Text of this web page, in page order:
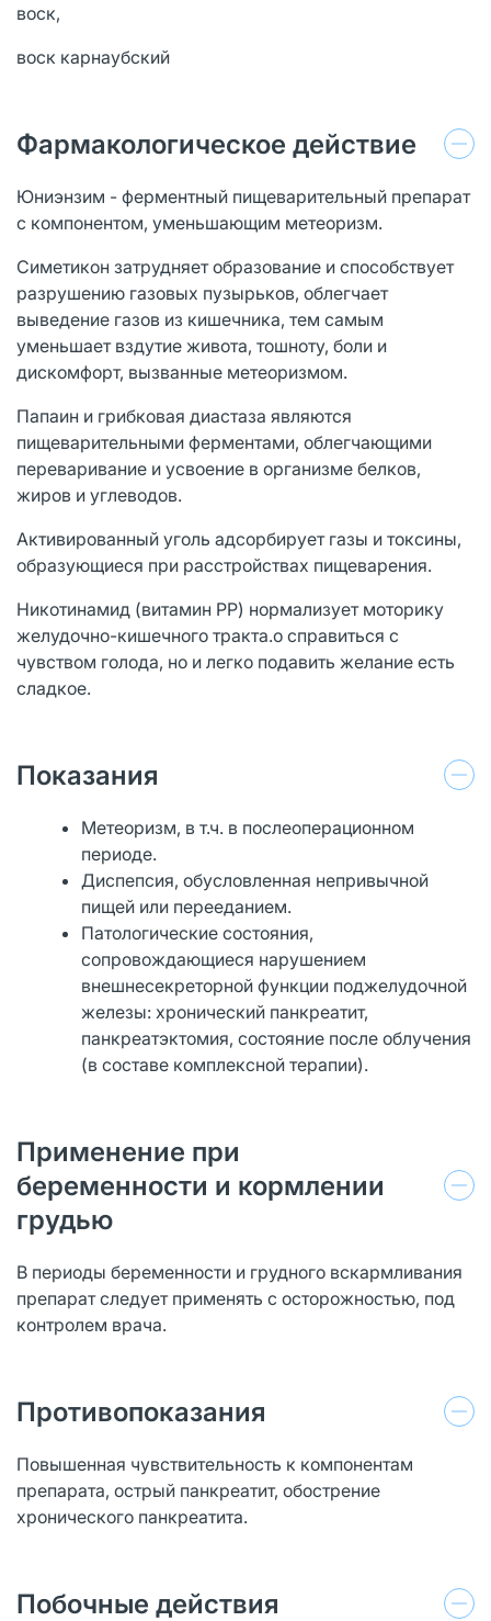
воск,
воск карнаубский
Фармакологическое действие
Юниэнзим - ферментный пищеварительный препарат
с компонентом, уменьшающим метеоризм.
Симетикон затрудняет образование и способствует
разрушению газовых пузырьков, облегчает
выведение газов из кишечника, тем самым
уменьшает вздутие живота, тошноту, боли и
дискомфорт, вызванные метеоризмом.
Папаин и грибковая диастаза являются
пищеварительными ферментами, облегчающими
переваривание и усвоение в организме белков,
жиров и углеводов.
Активированный уголь адсорбирует газы и токсины,
образующиеся при расстройствах пищеварения.
Никотинамид (витамин РР) нормализует моторику
желудочно-кишечного тракта.о справиться с
чувством голода, но и легко подавить желание есть
сладкое.
Показания
Метеоризм, в т.ч. в послеоперационном
периоде.
Диспепсия, обусловленная непривычной
пищей или перееданием.
Патологические состояния,
сопровождающиеся нарушением
внешнесекреторной функции поджелудочной
железы: хронический панкреатит,
панкреатэктомия, состояние после облучения
(в составе комплексной терапии).
Применение при
беременности и кормлении
грудью
В периоды беременности и грудного вскармливания
препарат следует применять с осторожностью, под
контролем врача.
Противопоказания
Повышенная чувствительность к компонентам
препарата, острый панкреатит, обострение
хронического панкреатита.
Побочные действия